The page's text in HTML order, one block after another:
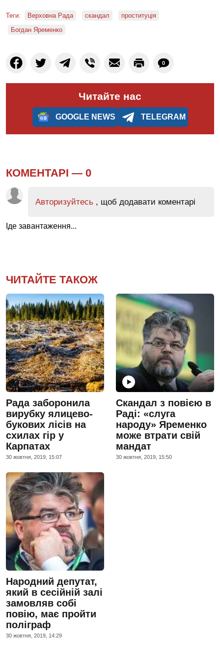
Теги: Верховна Рада скандал
проституція
Богдан Яременко
0
Читайте нас
GOOGLE NEWS TELEGRAM
КОМЕНТАРІ — 0
Авторизуйтесь , щоб додавати коментарі
Іде завантаження...
ЧИТАЙТЕ ТАКОЖ
Рада заборонила
вирубку ялицево-
букових лісів на
схилах гір у
Карпатах
30 жовтня, 2019, 15:07
Скандал з повією в
Раді: «слуга
народу» Яременко
може втрати свій
мандат
30 жовтня, 2019, 15:50
Народний депутат,
який в сесійній залі
замовляв собі
повію, має пройти
поліграф
30 жовтня, 2019, 14:29